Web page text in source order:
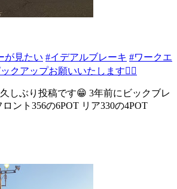
が見たい #イデアルブレーキ #ワークエ
クアップお願いいたします🙇‍♂️
しぶり投稿です😁 3年前にビックブレ
ント356の6POT リア330の4POT